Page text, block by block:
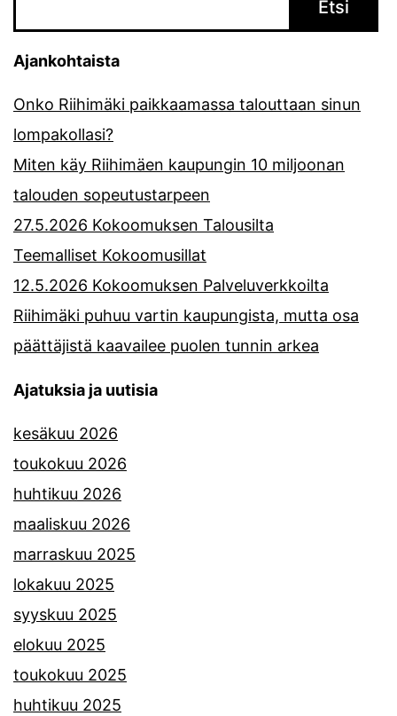
Etsi
Ajankohtaista
Onko Riihimäki paikkaamassa talouttaan sinun
lompakollasi?
Miten käy Riihimäen kaupungin 10 miljoonan
talouden sopeutustarpeen
27.5.2026 Kokoomuksen Talousilta
Teemalliset Kokoomusillat
12.5.2026 Kokoomuksen Palveluverkkoilta
Riihimäki puhuu vartin kaupungista, mutta osa
päättäjistä kaavailee puolen tunnin arkea
Ajatuksia ja uutisia
kesäkuu 2026
toukokuu 2026
huhtikuu 2026
maaliskuu 2026
marraskuu 2025
lokakuu 2025
syyskuu 2025
elokuu 2025
toukokuu 2025
huhtikuu 2025